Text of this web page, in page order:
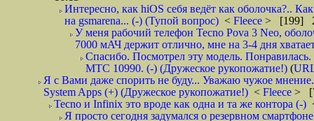
Интересно, как hiOS себя ведёт как оболочка?..
на gsmarena... (-) (Тупой вопрос) < Fleece > [199]
У меня рабочий телефон Tecno Pova 3 Neo,
7000 мАЧ держит отлично, мне на 3-4 дня
Спасибо. Посмотрел эту модель.
МТС 10990. (-) (Дружеское рукопожатие!) (
Я с Вами даже спорить не буду... Уважаю чужое
System Apps (+) (Дружеское рукопожатие!) < Fleece >
Tecno и Infinix это вроде как одна и та же контора (-)
Я просто сегодня задумался о резервном